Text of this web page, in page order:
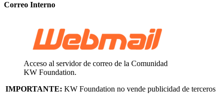
Correo Interno
Acceso al servidor de correo de la Comunidad
KW Foundation.
IMPORTANTE: KW Foundation no vende publicidad de terceros